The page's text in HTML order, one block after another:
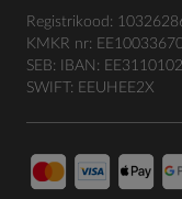
Registrikood:
KMKR nr:
SEB: IBAN:
SWIFT: EEUHEE2X